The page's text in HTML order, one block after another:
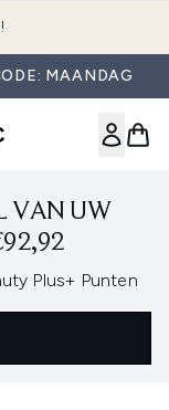
MAANDAG
VAN UW
Plus+ Punten